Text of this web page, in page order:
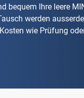
bequem Ihre leere
werden
wie Prüfung